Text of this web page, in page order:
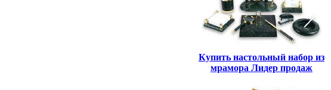
Купить настольный набор из
мрамора Лидер продаж